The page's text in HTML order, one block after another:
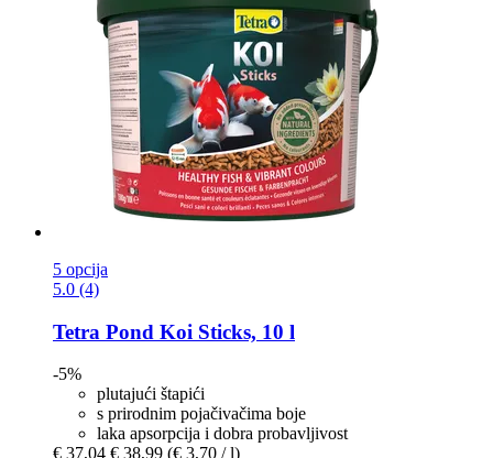
5 opcija
5.0 (4)
Tetra Pond Koi Sticks, 10 l
-5%
plutajući štapići
s prirodnim pojačivačima boje
laka apsorpcija i dobra probavljivost
€ 37,04 € 38,99 (€ 3,70 / l)